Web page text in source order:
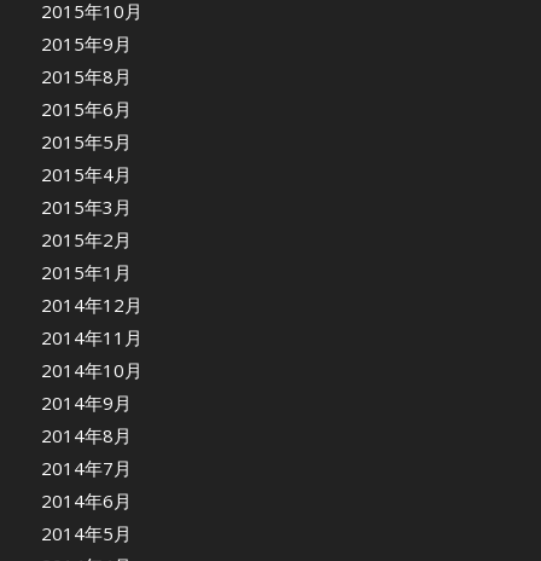
2015年10月
2015年9月
2015年8月
2015年6月
2015年5月
2015年4月
2015年3月
2015年2月
2015年1月
2014年12月
2014年11月
2014年10月
2014年9月
2014年8月
2014年7月
2014年6月
2014年5月